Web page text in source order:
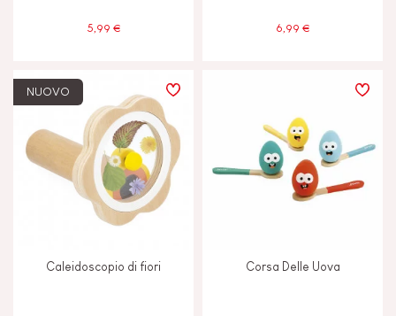
5,99 € 6,99 €
NUOVO
Caleidoscopio di fiori Corsa Delle Uova